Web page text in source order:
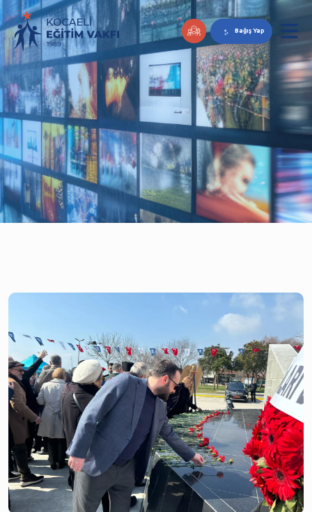
Bağış Yap